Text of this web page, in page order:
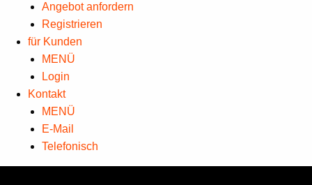
Angebot anfordern
Registrieren
für Kunden
MENÜ
Login
Kontakt
MENÜ
E-Mail
Telefonisch